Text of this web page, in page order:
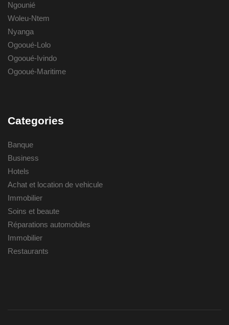
Ngounié
Woleu-Ntem
Nyanga
Ogooué-Lolo
Ogooué-Ivindo
Ogooué-Maritime
Categories
Banque
Business
Hotels
Achat et location de vehicule
Immobilier
Soins et beaute
Réparations automobiles
Immobilier
Restaurants